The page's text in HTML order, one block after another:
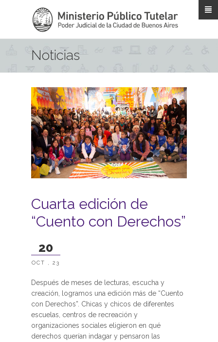
Noticias
Cuarta edición de
“Cuento con Derechos”
20
OCT , 23
Después de meses de lecturas, escucha y
creación, logramos una edición más de “Cuento
con Derechos”. Chicas y chicos de diferentes
escuelas, centros de recreación y
organizaciones sociales eligieron en qué
derechos querían indagar y pensaron las